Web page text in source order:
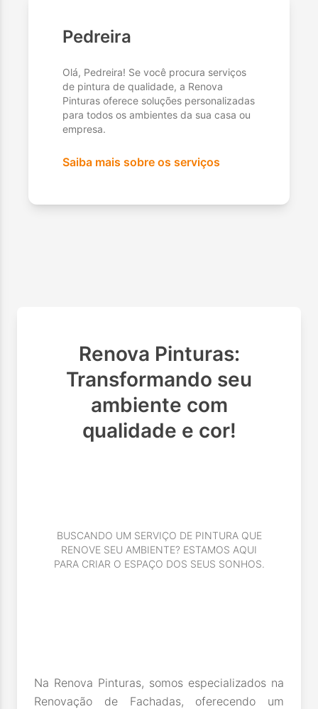
Pedreira
Olá, Pedreira! Se você procura serviços
de pintura de qualidade, a Renova
Pinturas oferece soluções personalizadas
para todos os ambientes da sua casa ou
empresa.
Saiba mais sobre os serviços
Renova Pinturas:
Transformando seu
ambiente com
qualidade e cor!
BUSCANDO UM SERVIÇO DE PINTURA QUE
RENOVE SEU AMBIENTE? ESTAMOS AQUI
PARA CRIAR O ESPAÇO DOS SEUS SONHOS.
Na Renova Pinturas, somos especializados na
Renovação de Fachadas, oferecendo um